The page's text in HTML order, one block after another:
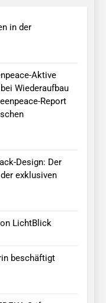
in der
Aktive
Wiederaufbau
Report
Design: Der
exklusiven
LichtBlick
beschäftigt